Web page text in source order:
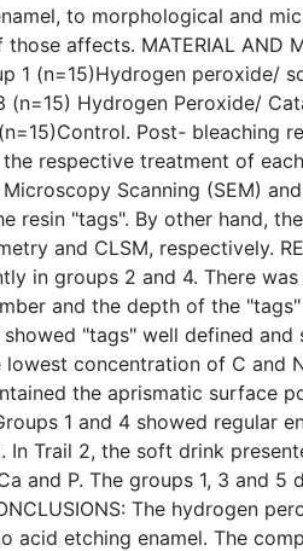
to morphological and
affects. MATERIAL AND
1 (n=15)Hydrogen peroxide/
(n=15) Hydrogen Peroxide/
Post- bleaching
respective treatment of
Scanning (SEM)
resin "tags". By other hand,
and CLSM, respectively.
in groups 2 and 4. There
and the depth of the
showed "tags" well defined
concentration of C and
the aprismatic surface
1 and 4 showed regular
In Trail 2, the soft drink
and P. The groups 1, 3 and
The hydrogen
acid etching enamel. The